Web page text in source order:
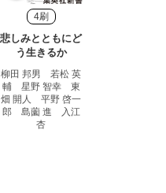
4刷
悲しみとともにど
う生きるか
柳田 邦男 若松 英
輔 星野 智幸 東
畑 開人 平野 啓一
郎 島薗 進 入江
杏